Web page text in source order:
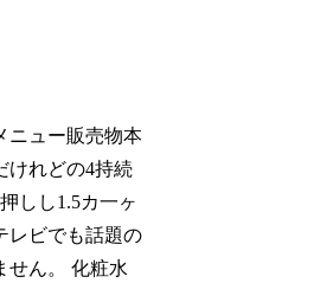
ニュー販売物本
けれどの4持続
しし1.5カ一ヶ
レビでも話題の
せん。 化粧水